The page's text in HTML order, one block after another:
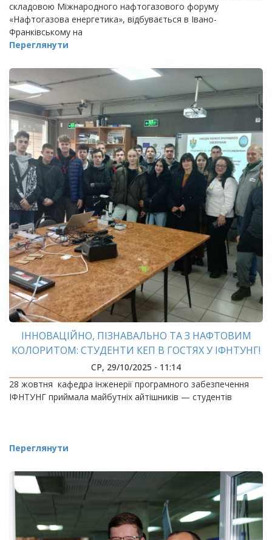
складовою Міжнародного нафтогазового форуму
«Нафтогазова енергетика», відбувається в Івано-
Франківському на
Переглянути
ІННОВАЦІЙНО, ПІЗНАВАЛЬНО ТА З НАФТОВИМ
КОЛОРИТОМ: СТУДЕНТИ КЕП В ГОСТЯХ У ІФНТУНГ!
СР, 29/10/2025 - 11:14
28 жовтня кафедра інженерії програмного забезпечення
ІФНТУНГ приймала майбутніх айтішників — студентів
Переглянути